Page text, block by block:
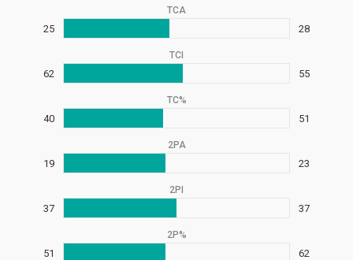
TCA
25 28
TCI
62 55
TC%
40 51
2PA
19 23
2PI
37 37
2P%
51 62